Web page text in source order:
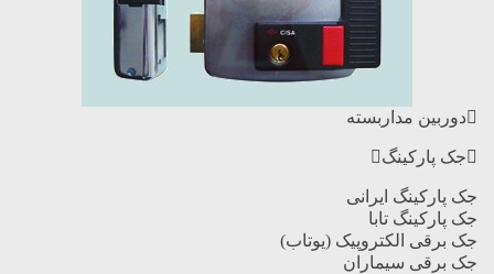
دوربین مداربسته
جک پارکینگ
جک پارکینگ ایرانی
جک پارکینگ تابا
جک برقی الکتروپیک (یوتاب)
جک برقی سیماران